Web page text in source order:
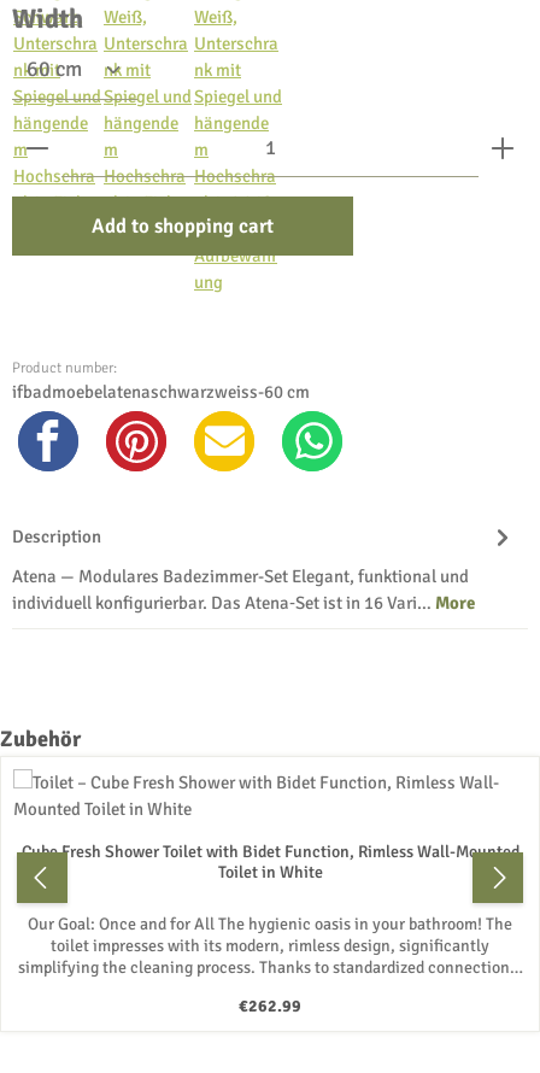
Select
Width
Product Quantity: Enter the desired amount or use the
Add to shopping cart
Product number:
ifbadmoebelatenaschwarzweiss-60 cm
Description
Atena — Modulares Badezimmer-Set Elegant, funktional und
individuell konfigurierbar. Das Atena‑Set ist in 16 Vari… More
Skip product gallery
Zubehör
Cube Fresh Shower Toilet with Bidet Function, Rimless Wall-Mounted
Toilet in White
Our Goal: Once and for All The hygienic oasis in your bathroom! The
toilet impresses with its modern, rimless design, significantly
simplifying the cleaning process. Thanks to standardized connections,
as Geberit, Grohe, Villeroy & Boch, TECE, etc. The WC is quick and easy
to install. The package includes mounting materials and an illustrated
Regular price:
€262.99